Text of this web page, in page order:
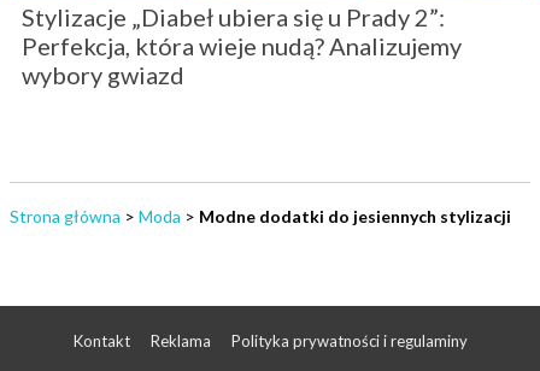
Stylizacje „Diabeł ubiera się u Prady 2”:
Perfekcja, która wieje nudą? Analizujemy
wybory gwiazd
Strona główna > Moda > Modne dodatki do jesiennych stylizacji
Kontakt Reklama Polityka prywatności i regulaminy